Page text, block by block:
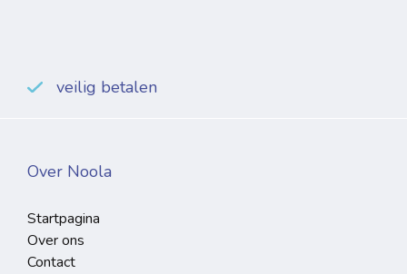
veilig betalen
Over Noola
Startpagina
Over ons
Contact